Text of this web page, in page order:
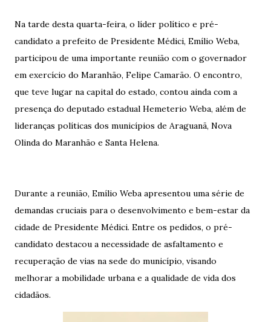
Na tarde desta quarta-feira, o líder político e pré-
candidato a prefeito de Presidente Médici, Emílio Weba,
participou de uma importante reunião com o governador
em exercício do Maranhão, Felipe Camarão. O encontro,
que teve lugar na capital do estado, contou ainda com a
presença do deputado estadual Hemeterio Weba, além de
lideranças políticas dos municípios de Araguanã, Nova
Olinda do Maranhão e Santa Helena.
Durante a reunião, Emílio Weba apresentou uma série de
demandas cruciais para o desenvolvimento e bem-estar da
cidade de Presidente Médici. Entre os pedidos, o pré-
candidato destacou a necessidade de asfaltamento e
recuperação de vias na sede do município, visando
melhorar a mobilidade urbana e a qualidade de vida dos
cidadãos.